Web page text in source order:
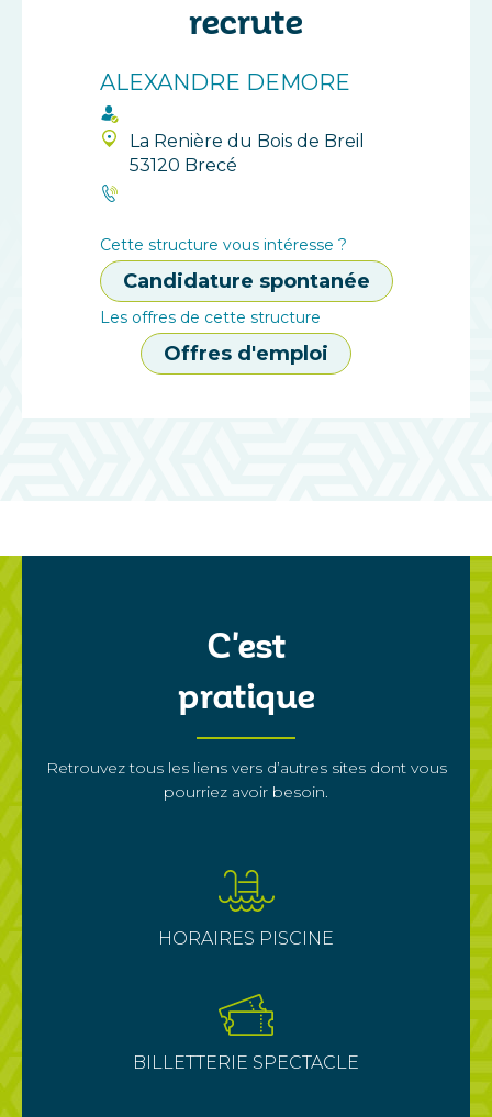
recrute
ALEXANDRE DEMORE
La Renière du Bois de Breil
53120 Brecé
Cette structure vous intéresse ?
Candidature spontanée
Les offres de cette structure
Offres d'emploi
C'est
pratique
Retrouvez tous les liens vers d’autres sites dont vous
pourriez avoir besoin.
HORAIRES PISCINE
BILLETTERIE SPECTACLE